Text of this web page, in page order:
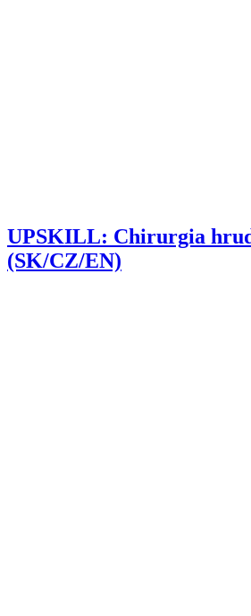
UPSKILL: Chirurgia
(SK/CZ/EN)